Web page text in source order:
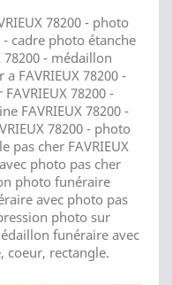
78200 - photo
- cadre photo étanche
78200 - médaillon
FAVRIEUX 78200 -
78200 -
FAVRIEUX 78200 -
78200 - photo
pas cher FAVRIEUX
photo pas cher
photo funéraire
avec photo pas
photo sur
funéraire avec
coeur, rectangle.